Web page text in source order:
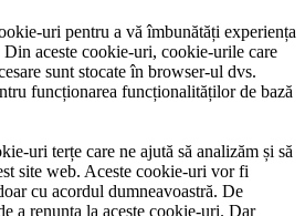
uri pentru a vă îmbunătăți experiența
aceste cookie-uri, cookie-urile care
sunt stocate în browser-ul dvs.
funcționarea funcționalităților de bază
uri terțe care ne ajută să analizăm și să
site web. Aceste cookie-uri vor fi
cu acordul dumneavoastră. De
a renunța la aceste cookie-uri. Dar